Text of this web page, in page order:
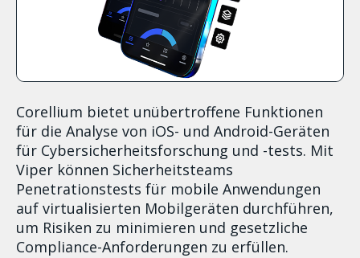
Corellium bietet unübertroffene Funktionen
für die Analyse von iOS- und Android-Geräten
für Cybersicherheitsforschung und -tests. Mit
Viper können Sicherheitsteams
Penetrationstests für mobile Anwendungen
auf virtualisierten Mobilgeräten durchführen,
um Risiken zu minimieren und gesetzliche
Compliance-Anforderungen zu erfüllen.